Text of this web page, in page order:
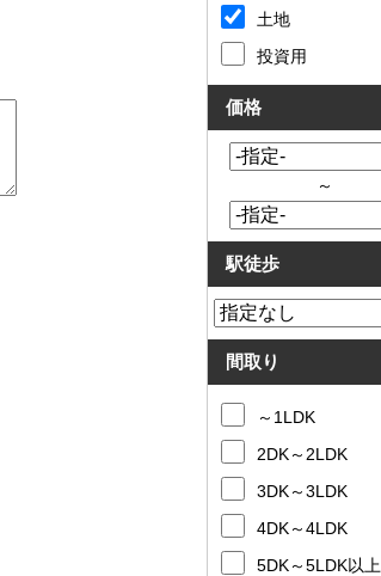
土地
投資用
価格
～
駅徒歩
間取り
～1LDK
2DK～2LDK
3DK～3LDK
4DK～4LDK
5DK～5LDK以上